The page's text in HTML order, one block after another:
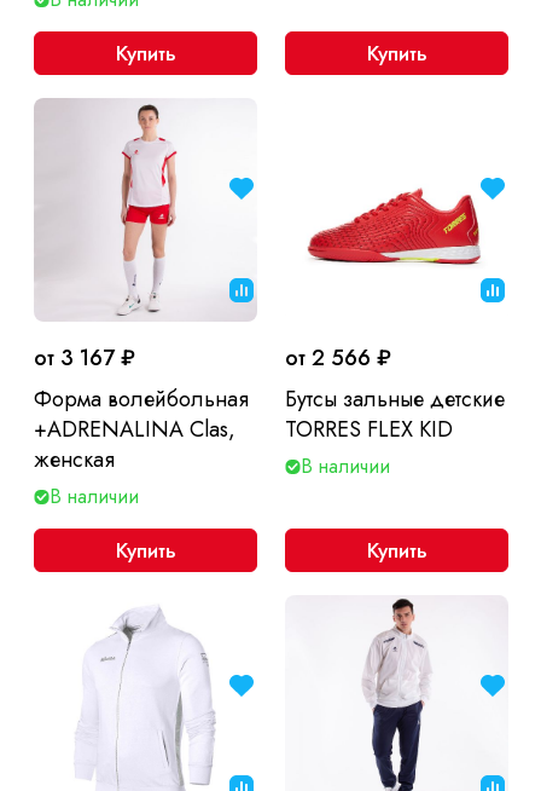
Купить Купить
от 3 167 ₽
Форма волейбольная
+ADRENALINA Clas,
женская
В наличии
Купить
от 2 566 ₽
Бутсы зальные детские
TORRES FLEX KID
В наличии
Купить